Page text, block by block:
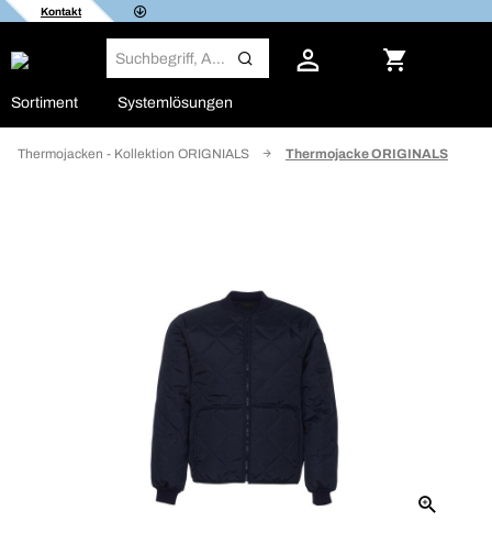
Kontakt
Sortiment Systemlösungen
Thermojacken - Kollektion ORIGNIALS Thermojacke ORIGINALS